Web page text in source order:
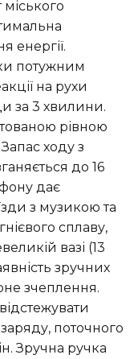
енергії.
потужним
на рухи
за 3 хвилини.
рівною
ходу з
до 16
дає
з музикою та
сплаву,
вазі (13
зручних
зчеплення.
поточного
Зручна ручка